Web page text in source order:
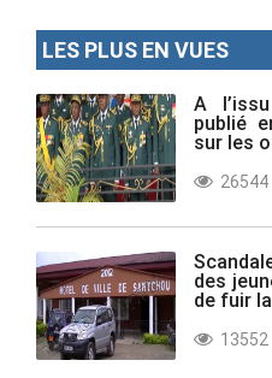
LES PLUS EN VUES
A
publié
sur les
26544
des
de fuir la
13552